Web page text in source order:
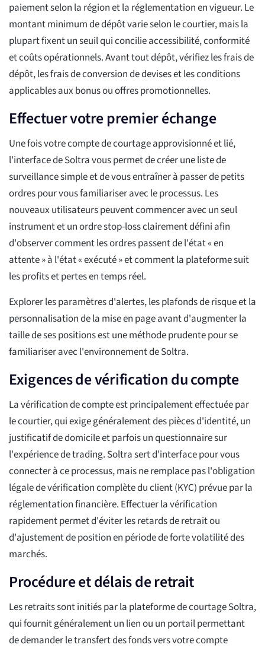
paiement selon la région et la réglementation en vigueur. Le
montant minimum de dépôt varie selon le courtier, mais la
plupart fixent un seuil qui concilie accessibilité, conformité
et coûts opérationnels. Avant tout dépôt, vérifiez les frais de
dépôt, les frais de conversion de devises et les conditions
applicables aux bonus ou offres promotionnelles.
Effectuer votre premier échange
Une fois votre compte de courtage approvisionné et lié,
l'interface de Soltra vous permet de créer une liste de
surveillance simple et de vous entraîner à passer de petits
ordres pour vous familiariser avec le processus. Les
nouveaux utilisateurs peuvent commencer avec un seul
instrument et un ordre stop-loss clairement défini afin
d'observer comment les ordres passent de l'état « en
attente » à l'état « exécuté » et comment la plateforme suit
les profits et pertes en temps réel.
Explorer les paramètres d'alertes, les plafonds de risque et la
personnalisation de la mise en page avant d'augmenter la
taille de ses positions est une méthode prudente pour se
familiariser avec l'environnement de Soltra.
Exigences de vérification du compte
La vérification de compte est principalement effectuée par
le courtier, qui exige généralement des pièces d'identité, un
justificatif de domicile et parfois un questionnaire sur
l'expérience de trading. Soltra sert d'interface pour vous
connecter à ce processus, mais ne remplace pas l'obligation
légale de vérification complète du client (KYC) prévue par la
réglementation financière. Effectuer la vérification
rapidement permet d'éviter les retards de retrait ou
d'ajustement de position en période de forte volatilité des
marchés.
Procédure et délais de retrait
Les retraits sont initiés par la plateforme de courtage Soltra,
qui fournit généralement un lien ou un portail permettant
de demander le transfert des fonds vers votre compte